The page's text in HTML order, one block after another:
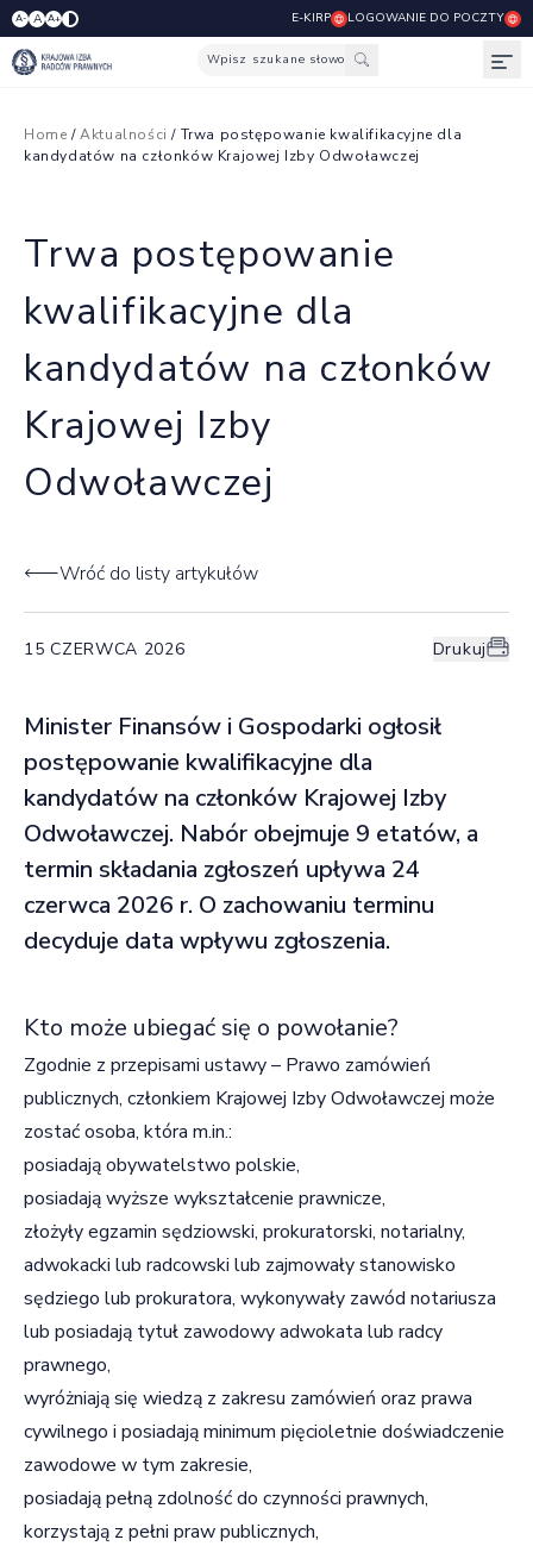
A- A A+ E-KIRP LOGOWANIE DO POCZTY
Wpisz szukane słowo
Home /Aktualności / Trwa postępowanie kwalifikacyjne dla
kandydatów na członków Krajowej Izby Odwoławczej
Trwa postępowanie
kwalifikacyjne dla
kandydatów na członków
Krajowej Izby
Odwoławczej
Wróć do listy artykułów
15 CZERWCA 2026 Drukuj
Minister Finansów i Gospodarki ogłosił
postępowanie kwalifikacyjne dla
kandydatów na członków Krajowej Izby
Odwoławczej. Nabór obejmuje 9 etatów, a
termin składania zgłoszeń upływa 24
czerwca 2026 r. O zachowaniu terminu
decyduje data wpływu zgłoszenia.
Kto może ubiegać się o powołanie?
Zgodnie z przepisami ustawy – Prawo zamówień
publicznych, członkiem Krajowej Izby Odwoławczej może
zostać osoba, która m.in.:
posiadają obywatelstwo polskie,
posiadają wyższe wykształcenie prawnicze,
złożyły egzamin sędziowski, prokuratorski, notarialny,
adwokacki lub radcowski lub zajmowały stanowisko
sędziego lub prokuratora, wykonywały zawód notariusza
lub posiadają tytuł zawodowy adwokata lub radcy
prawnego,
wyróżniają się wiedzą z zakresu zamówień oraz prawa
cywilnego i posiadają minimum pięcioletnie doświadczenie
zawodowe w tym zakresie,
posiadają pełną zdolność do czynności prawnych,
korzystają z pełni praw publicznych,